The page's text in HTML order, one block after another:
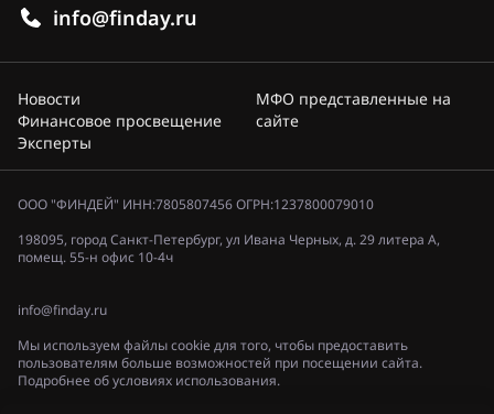
info@finday.ru
Новости
Финансовое просвещение
Эксперты
МФО представленные на
сайте
ООО "ФИНДЕЙ" ИНН:7805807456 ОГРН:1237800079010
198095, город Санкт-Петербург, ул Ивана Черных, д. 29 литера А,
помещ. 55-н офис 10-4ч
info@finday.ru
Мы используем файлы cookie для того, чтобы предоставить
пользователям больше возможностей при посещении сайта.
Подробнее об условиях использования.